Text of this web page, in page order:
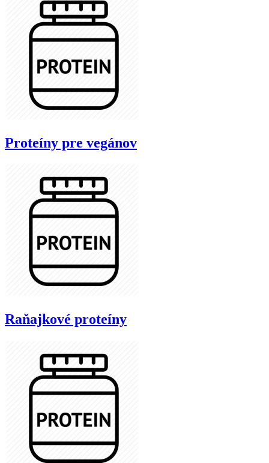
Proteíny pre vegánov
Raňajkové proteíny